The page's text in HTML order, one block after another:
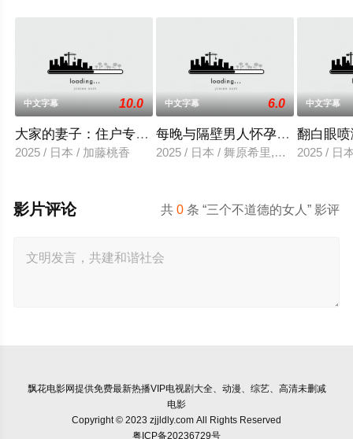
中文字幕 10.0
大家的妻子：住户专用洞口
2025 / 日本 / 加藤桃香
中文字幕 6.0
每晚与隔壁男人怀孕性爱
2025 / 日本 / 舞原希里,佐川金二
中文字幕
翻白眼
2025 / 日
共0 条 “三个不道德的女人” 影评
影片评论
飘花电影网提供免费最新热播VIP电视剧大全、动漫、综艺、高清未删减
电影
Copyright © 2023 zjjldly.com All Rights Reserved
粤ICP备20236729号